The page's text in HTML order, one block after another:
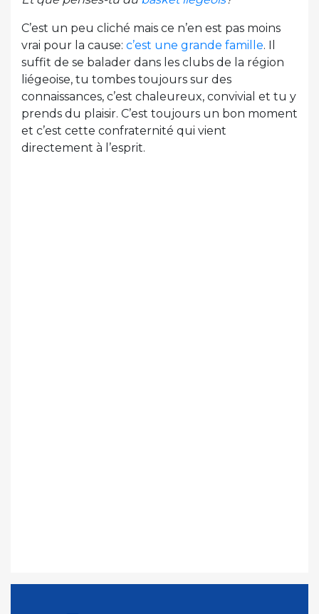
C’est un peu cliché mais ce n’en est pas moins
vrai pour la cause: c’est une grande famille. Il
suffit de se balader dans les clubs de la région
liégeoise, tu tombes toujours sur des
connaissances, c’est chaleureux, convivial et tu y
prends du plaisir. C’est toujours un bon moment
et c’est cette confraternité qui vient
directement à l’esprit.